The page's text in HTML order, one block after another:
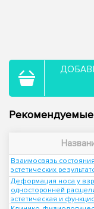
Взаимосвязь
эстетических
Деформация носа у
односторонней
эстетическая и